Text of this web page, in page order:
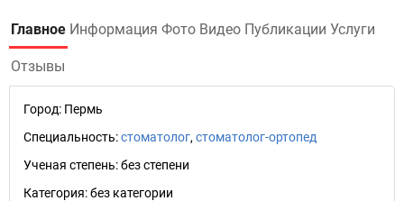
Главное Информация Фото Видео Публикации Услуги
Отзывы
Город: Пермь
Специальность:стоматолог, стоматолог-ортопед
Ученая степень:без степени
Категория:без категории